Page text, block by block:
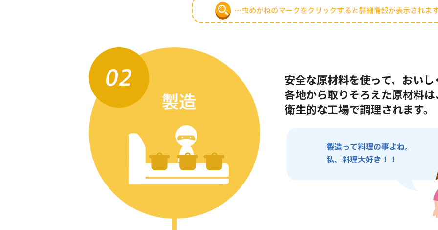
安全な原材料を使って、おい
各地から取りそろえた原材料
衛生的な工場で調理されます。